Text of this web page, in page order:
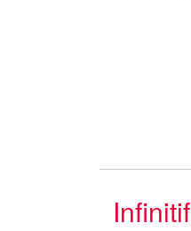
Infinitif